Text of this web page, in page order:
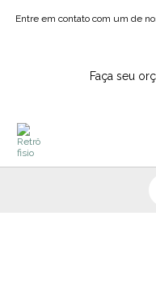
Entre em contato com um de
Faça seu